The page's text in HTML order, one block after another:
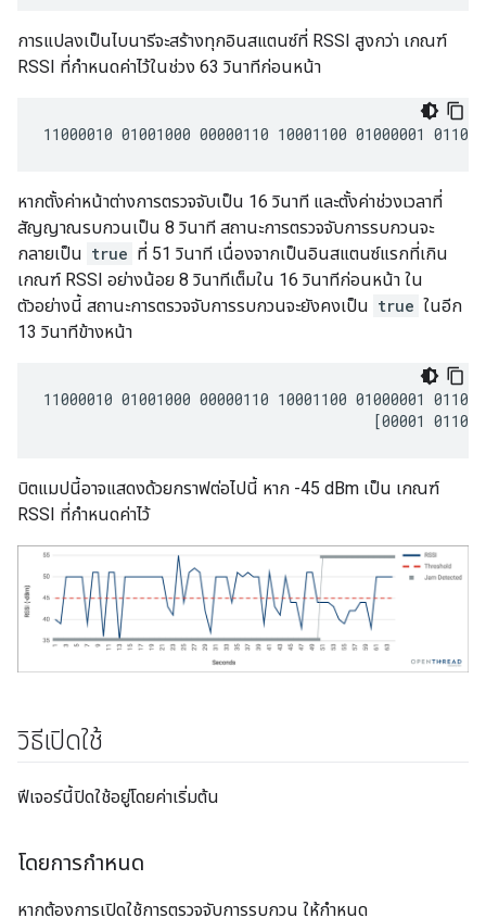
การแปลงเป็นไบนารีจะสร้างทุกอินสแตนซ์ที่ RSSI สูงกว่า เกณฑ์
RSSI ที่กำหนดค่าไว้ในช่วง 63 วินาทีก่อนหน้า
หากตั้งค่าหน้าต่างการตรวจจับเป็น 16 วินาที และตั้งค่าช่วงเวลาที่
สัญญาณรบกวนเป็น 8 วินาที สถานะการตรวจจับการรบกวนจะ
กลายเป็น true ที่ 51 วินาที เนื่องจากเป็นอินสแตนซ์แรกที่เกิน
เกณฑ์ RSSI อย่างน้อย 8 วินาทีเต็มใน 16 วินาทีก่อนหน้า ใน
ตัวอย่างนี้ สถานะการตรวจจับการรบกวนจะยังคงเป็น true ในอีก
13 วินาทีข้างหน้า
11000010 01001000 00000110 10001100 01000001
บิตแมปนี้อาจแสดงด้วยกราฟต่อไปนี้ หาก -45 dBm เป็น เกณฑ์
RSSI ที่กำหนดค่าไว้
วิธีเปิดใช้
ฟีเจอร์นี้ปิดใช้อยู่โดยค่าเริ่มต้น
โดยการกำหนด
หากต้องการเปิดใช้การตรวจจับการรบกวน ให้กำหนด